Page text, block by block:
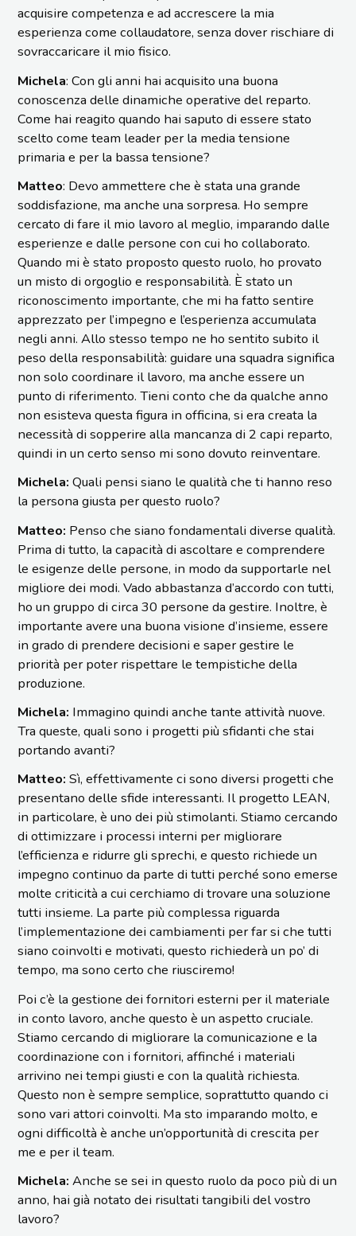
acquisire competenza e ad accrescere la mia
esperienza come collaudatore, senza dover rischiare di
sovraccaricare il mio fisico.
Michela: Con gli anni hai acquisito una buona
conoscenza delle dinamiche operative del reparto.
Come hai reagito quando hai saputo di essere stato
scelto come team leader per la media tensione
primaria e per la bassa tensione?
Matteo: Devo ammettere che è stata una grande
soddisfazione, ma anche una sorpresa. Ho sempre
cercato di fare il mio lavoro al meglio, imparando dalle
esperienze e dalle persone con cui ho collaborato.
Quando mi è stato proposto questo ruolo, ho provato
un misto di orgoglio e responsabilità. È stato un
riconoscimento importante, che mi ha fatto sentire
apprezzato per l’impegno e l’esperienza accumulata
negli anni. Allo stesso tempo ne ho sentito subito il
peso della responsabilità: guidare una squadra significa
non solo coordinare il lavoro, ma anche essere un
punto di riferimento. Tieni conto che da qualche anno
non esisteva questa figura in officina, si era creata la
necessità di sopperire alla mancanza di 2 capi reparto,
quindi in un certo senso mi sono dovuto reinventare.
Michela:Quali pensi siano le qualità che ti hanno reso
la persona giusta per questo ruolo?
Matteo: Penso che siano fondamentali diverse qualità.
Prima di tutto, la capacità di ascoltare e comprendere
le esigenze delle persone, in modo da supportarle nel
migliore dei modi. Vado abbastanza d’accordo con tutti,
ho un gruppo di circa 30 persone da gestire. Inoltre, è
importante avere una buona visione d’insieme, essere
in grado di prendere decisioni e saper gestire le
priorità per poter rispettare le tempistiche della
produzione.
Michela: Immagino quindi anche tante attività nuove.
Tra queste, quali sono i progetti più sfidanti che stai
portando avanti?
Matteo:Sì, effettivamente ci sono diversi progetti che
presentano delle sfide interessanti. Il progetto LEAN,
in particolare, è uno dei più stimolanti. Stiamo cercando
di ottimizzare i processi interni per migliorare
l’efficienza e ridurre gli sprechi, e questo richiede un
impegno continuo da parte di tutti perché sono emerse
molte criticità a cui cerchiamo di trovare una soluzione
tutti insieme. La parte più complessa riguarda
l’implementazione dei cambiamenti per far si che tutti
siano coinvolti e motivati, questo richiederà un po’ di
tempo, ma sono certo che riusciremo!
Poi c’è la gestione dei fornitori esterni per il materiale
in conto lavoro, anche questo è un aspetto cruciale.
Stiamo cercando di migliorare la comunicazione e la
coordinazione con i fornitori, affinché i materiali
arrivino nei tempi giusti e con la qualità richiesta.
Questo non è sempre semplice, soprattutto quando ci
sono vari attori coinvolti. Ma sto imparando molto, e
ogni difficoltà è anche un’opportunità di crescita per
me e per il team.
Michela:Anche se sei in questo ruolo da poco più di un
anno, hai già notato dei risultati tangibili del vostro
lavoro?